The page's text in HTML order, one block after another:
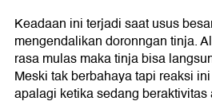
Keadaan ini terjadi saat usus
mengendalikan doronngan tinja.
rasa mulas maka tinja bisa
Meski tak berbahaya tapi reaksi
apalagi ketika sedang